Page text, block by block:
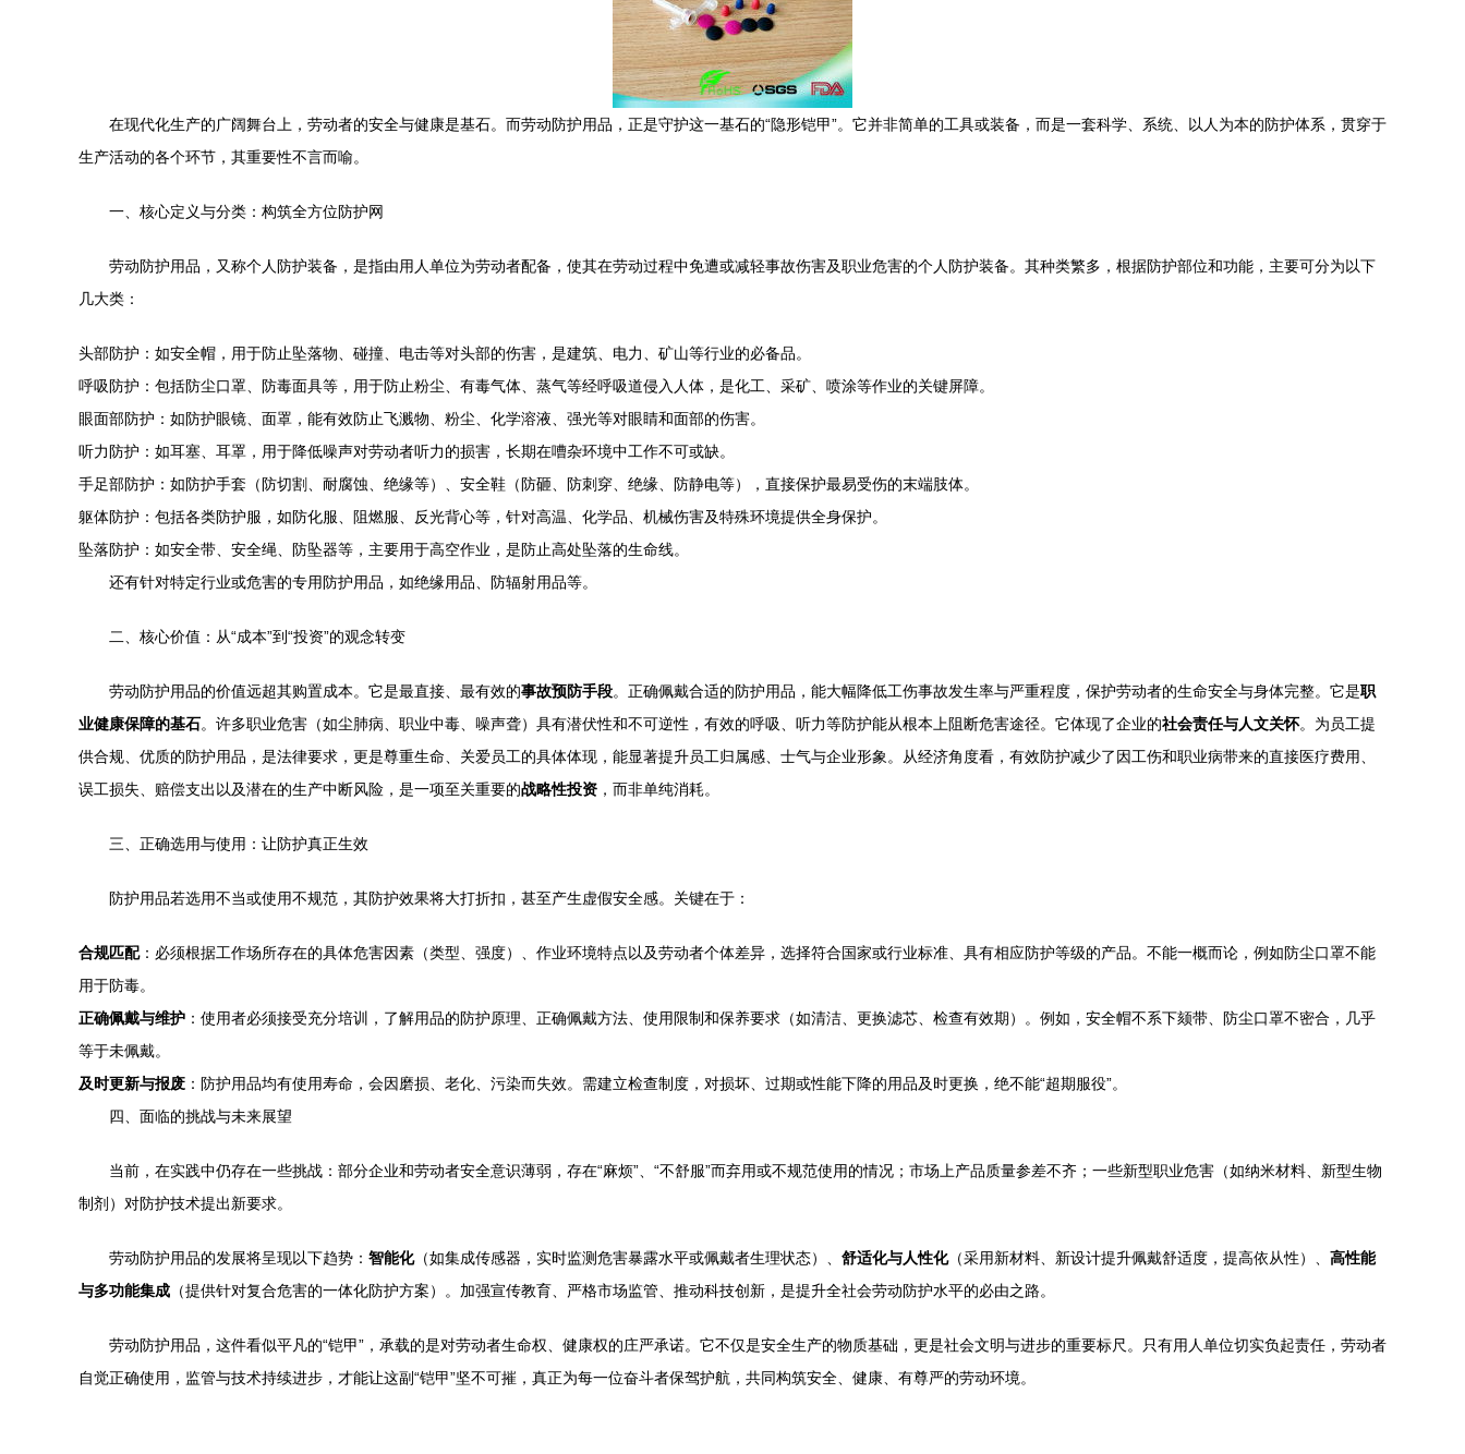
在现代化生产的广阔舞台上，劳动者的安全与健康是基石。而劳动防护用品，正是守护这一基石的“隐形铠甲”。它并非简单的工具或装备，而是一套科学、系统、以人为本的防护体系，贯穿于
生产活动的各个环节，其重要性不言而喻。
一、核心定义与分类：构筑全方位防护网
劳动防护用品，又称个人防护装备，是指由用人单位为劳动者配备，使其在劳动过程中免遭或减轻事故伤害及职业危害的个人防护装备。其种类繁多，根据防护部位和功能，主要可分为以下
几大类：
头部防护：如安全帽，用于防止坠落物、碰撞、电击等对头部的伤害，是建筑、电力、矿山等行业的必备品。
呼吸防护：包括防尘口罩、防毒面具等，用于防止粉尘、有毒气体、蒸气等经呼吸道侵入人体，是化工、采矿、喷涂等作业的关键屏障。
眼面部防护：如防护眼镜、面罩，能有效防止飞溅物、粉尘、化学溶液、强光等对眼睛和面部的伤害。
听力防护：如耳塞、耳罩，用于降低噪声对劳动者听力的损害，长期在嘈杂环境中工作不可或缺。
手足部防护：如防护手套（防切割、耐腐蚀、绝缘等）、安全鞋（防砸、防刺穿、绝缘、防静电等），直接保护最易受伤的末端肢体。
躯体防护：包括各类防护服，如防化服、阻燃服、反光背心等，针对高温、化学品、机械伤害及特殊环境提供全身保护。
坠落防护：如安全带、安全绳、防坠器等，主要用于高空作业，是防止高处坠落的生命线。
还有针对特定行业或危害的专用防护用品，如绝缘用品、防辐射用品等。
二、核心价值：从“成本”到“投资”的观念转变
劳动防护用品的价值远超其购置成本。它是最直接、最有效的事故预防手段。正确佩戴合适的防护用品，能大幅降低工伤事故发生率与严重程度，保护劳动者的生命安全与身体完整。它是职
业健康保障的基石。许多职业危害（如尘肺病、职业中毒、噪声聋）具有潜伏性和不可逆性，有效的呼吸、听力等防护能从根本上阻断危害途径。它体现了企业的社会责任与人文关怀。为员工提
供合规、优质的防护用品，是法律要求，更是尊重生命、关爱员工的具体体现，能显著提升员工归属感、士气与企业形象。从经济角度看，有效防护减少了因工伤和职业病带来的直接医疗费用、
误工损失、赔偿支出以及潜在的生产中断风险，是一项至关重要的战略性投资 ，而非单纯消耗。
三、正确选用与使用：让防护真正生效
防护用品若选用不当或使用不规范，其防护效果将大打折扣，甚至产生虚假安全感。关键在于：
合规匹配：必须根据工作场所存在的具体危害因素（类型、强度）、作业环境特点以及劳动者个体差异，选择符合国家或行业标准、具有相应防护等级的产品。不能一概而论，例如防尘口罩不能
用于防毒。
正确佩戴与维护 ：使用者必须接受充分培训，了解用品的防护原理、正确佩戴方法、使用限制和保养要求（如清洁、更换滤芯、检查有效期）。例如，安全帽不系下颏带、防尘口罩不密合，几乎
等于未佩戴。
及时更新与报废 ：防护用品均有使用寿命，会因磨损、老化、污染而失效。需建立检查制度，对损坏、过期或性能下降的用品及时更换，绝不能“超期服役”。
四、面临的挑战与未来展望
当前，在实践中仍存在一些挑战：部分企业和劳动者安全意识薄弱，存在“麻烦”、“不舒服”而弃用或不规范使用的情况；市场上产品质量参差不齐；一些新型职业危害（如纳米材料、新型生物
制剂）对防护技术提出新要求。
劳动防护用品的发展将呈现以下趋势： 智能化（如集成传感器，实时监测危害暴露水平或佩戴者生理状态）、 舒适化与人性化（采用新材料、新设计提升佩戴舒适度，提高依从性）、 高性能
与多功能集成 （提供针对复合危害的一体化防护方案）。加强宣传教育、严格市场监管、推动科技创新，是提升全社会劳动防护水平的必由之路。
劳动防护用品，这件看似平凡的“铠甲”，承载的是对劳动者生命权、健康权的庄严承诺。它不仅是安全生产的物质基础，更是社会文明与进步的重要标尺。只有用人单位切实负起责任，劳动者
自觉正确使用，监管与技术持续进步，才能让这副“铠甲”坚不可摧，真正为每一位奋斗者保驾护航，共同构筑安全、健康、有尊严的劳动环境。